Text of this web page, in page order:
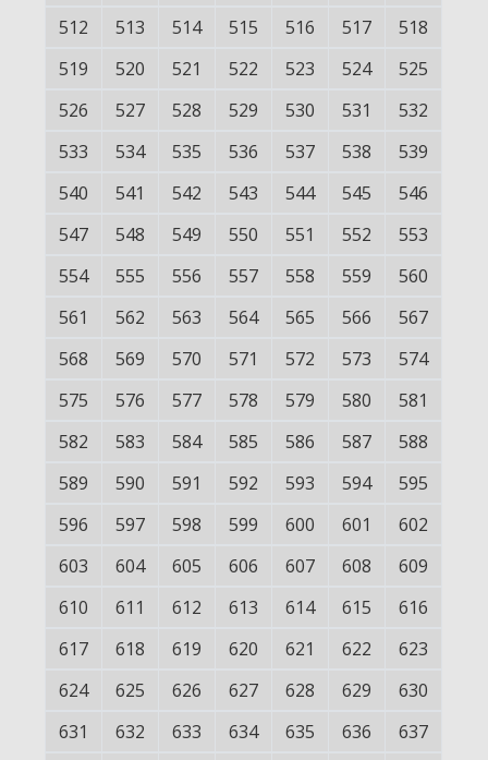
512 513 514 515 516 517
518
519
520 521 522 523 524
525
526
527 528 529 530 531
532
533
534 535 536 537 538
539
540
541 542 543 544 545
546
547
548 549 550 551 552
553
554
555 556 557 558 559
560
561
562 563 564 565 566
567
568
569 570 571 572 573
574
575
576 577 578 579 580
581
582
583 584 585 586 587
588
589
590 591 592 593 594
595
596
597 598 599 600 601
602
603
604 605 606 607 608
609
610
611 612 613 614 615
616
617
618 619 620 621 622
623
624
625 626 627 628 629
630
631
632 633 634 635 636
637